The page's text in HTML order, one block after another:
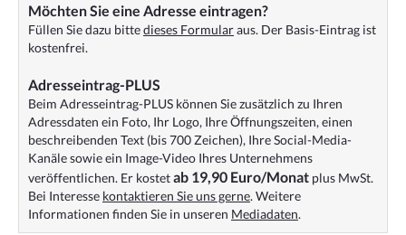
Möchten Sie eine Adresse eintragen?
Füllen Sie dazu bittedieses Formularaus. Der Basis-Eintrag ist
kostenfrei.
Adresseintrag-PLUS
Beim Adresseintrag-PLUS können Sie zusätzlich zu Ihren
Adressdaten ein Foto, Ihr Logo, Ihre Öffnungszeiten, einen
beschreibenden Text (bis 700 Zeichen), Ihre Social-Media-
Kanäle sowie ein Image-Video Ihres Unternehmens
veröffentlichen. Er kostetab 19,90 Euro/Monat plus MwSt.
Bei Interesse kontaktieren Sie uns gerne. Weitere
Informationen finden Sie in unseren Mediadaten.